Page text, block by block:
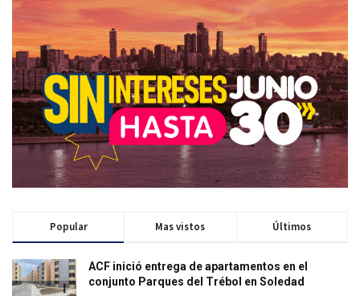
Popular Mas vistos Últimos
ACF inició entrega de apartamentos en el
conjunto Parques del Trébol en Soledad